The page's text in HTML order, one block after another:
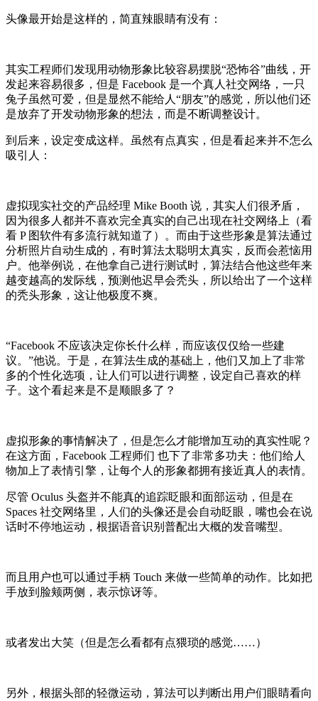
头像最开始是这样的，简直辣眼睛有没有：
其实工程师们发现用动物形象比较容易摆脱“恐怖谷”曲线，开
发起来容易很多，但是 Facebook 是一个真人社交网络，一只
兔子虽然可爱，但是显然不能给人“朋友”的感觉，所以他们还
是放弃了开发动物形象的想法，而是不断调整设计。
到后来，设定变成这样。虽然有点真实，但是看起来并不怎么
吸引人：
虚拟现实社交的产品经理 Mike Booth 说，其实人们很矛盾，
因为很多人都并不喜欢完全真实的自己出现在社交网络上（看
看 P 图软件有多流行就知道了）。而由于这些形象是算法通过
分析照片自动生成的，有时算法太聪明太真实，反而会惹恼用
户。他举例说，在他拿自己进行测试时，算法结合他这些年来
越变越高的发际线，预测他迟早会秃头，所以给出了一个这样
的秃头形象，这让他极度不爽。
“Facebook 不应该决定你长什么样，而应该仅仅给一些建
议。”他说。于是，在算法生成的基础上，他们又加上了非常
多的个性化选项，让人们可以进行调整，设定自己喜欢的样
子。这个看起来是不是顺眼多了？
虚拟形象的事情解决了，但是怎么才能增加互动的真实性呢？
在这方面，Facebook 工程师们 也下了非常多功夫：他们给人
物加上了表情引擎，让每个人的形象都拥有接近真人的表情。
尽管 Oculus 头盔并不能真的追踪眨眼和面部运动，但是在
Spaces 社交网络里，人们的头像还是会自动眨眼，嘴也会在说
话时不停地运动，根据语音识别普配出大概的发音嘴型。
而且用户也可以通过手柄 Touch 来做一些简单的动作。比如把
手放到脸颊两侧，表示惊讶等。
或者发出大笑（但是怎么看都有点猥琐的感觉……）
另外，根据头部的轻微运动，算法可以判断出用户们眼睛看向